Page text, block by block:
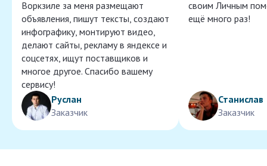
Воркзиле за меня размещают
объявления, пишут тексты, создают
инфографику, монтируют видео,
делают сайты, рекламу в яндексе и
соцсетях, ищут поставщиков и
многое другое. Спасибо вашему
сервису!
Руслан
Заказчик
своим Личным
ещё много раз!
Станислав
Заказчик